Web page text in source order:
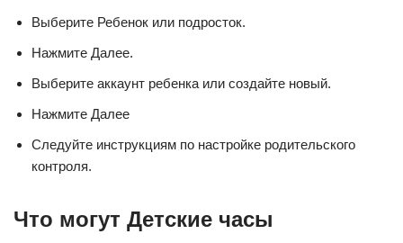
Выберите Ребенок или подросток.
Нажмите Далее.
Выберите аккаунт ребенка или создайте новый.
Нажмите Далее
Следуйте инструкциям по настройке родительского
контроля.
Что могут Детские часы